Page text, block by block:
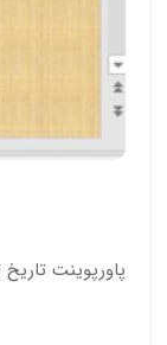
پاورپوینت